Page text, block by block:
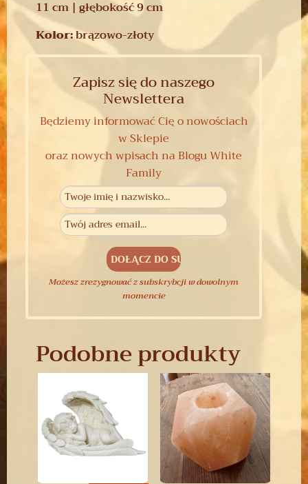
11 cm | głębokość 9 cm
Kolor:brązowo-złoty
Zapisz się do naszego
Newslettera
Będziemy informować Cię o nowościach
w Sklepie
oraz nowych wpisach na Blogu White
Family
Możesz zrezygnować z subskrybcji w dowolnym
momencie
Podobne produkty